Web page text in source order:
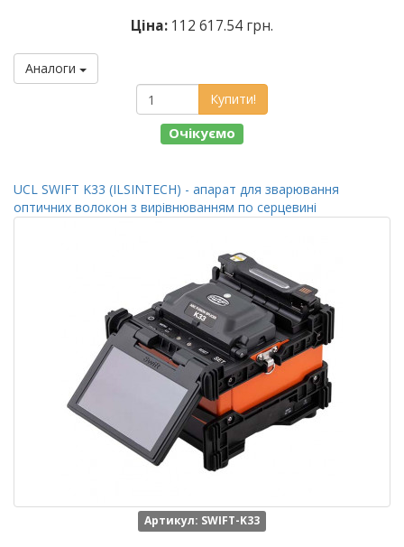
Ціна: 112 617.54 грн.
Аналоги
Купити!
Очікуємо
UCL SWIFT K33 (ILSINTECH) - апарат для зварювання
оптичних волокон з вирівнюванням по серцевині
Артикул: SWIFT-K33